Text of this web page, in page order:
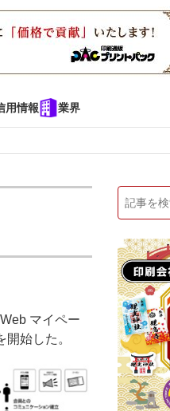
用情報 業界
信用情報 業界 市場・統計
機特集 2022 見える化・MIS
マイペー
始した。